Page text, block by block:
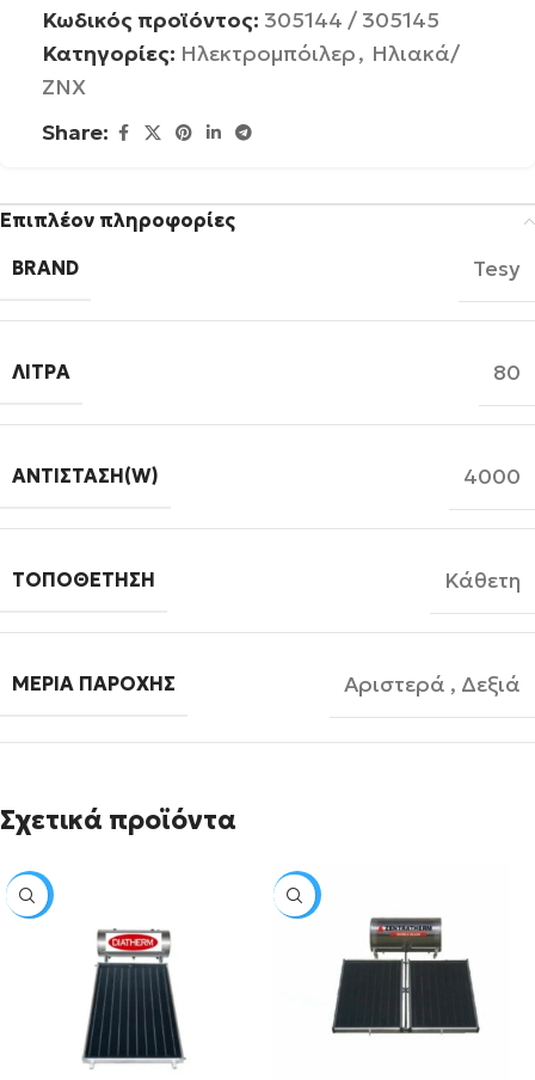
Κωδικός προϊόντος: 305144 / 305145
Κατηγορίες: Ηλεκτρομπόιλερ, Ηλιακά/
ΖΝΧ
Share:
Επιπλέον πληροφορίες
BRAND
Tesy
ΛΊΤΡΑ 80
ΑΝΤΊΣΤΑΣΗ(W) 4000
ΤΟΠΟΘΈΤΗΣΗ Κάθετη
ΜΕΡΙΆ ΠΑΡΟΧΉΣ Αριστερά , Δεξιά
Σχετικά προϊόντα
SALE SALE